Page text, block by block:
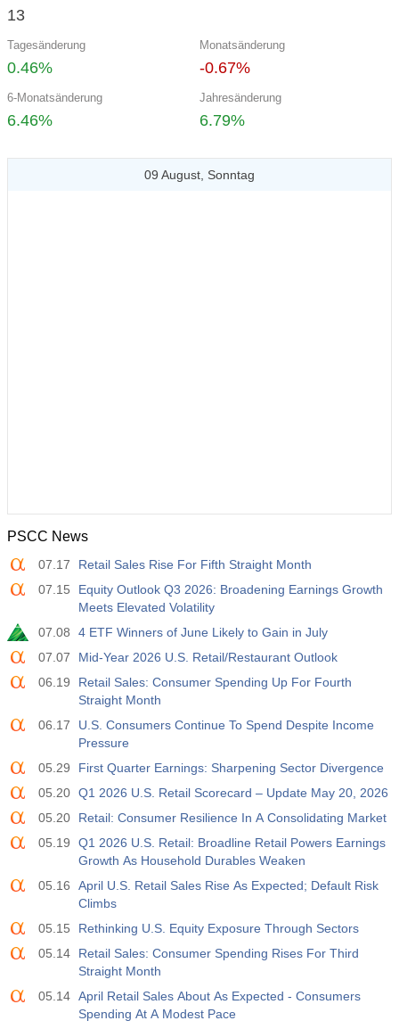
13
Tagesänderung
0.46%
Monatsänderung
-0.67%
6-Monatsänderung
6.46%
Jahresänderung
6.79%
09 August, Sonntag
PSCC News
07.17
Retail Sales Rise For Fifth Straight Month
07.15
Equity Outlook Q3 2026: Broadening Earnings Growth
Meets Elevated Volatility
07.08
4 ETF Winners of June Likely to Gain in July
07.07
Mid-Year 2026 U.S. Retail/Restaurant Outlook
06.19
Retail Sales: Consumer Spending Up For Fourth
Straight Month
06.17
U.S. Consumers Continue To Spend Despite Income
Pressure
05.29
First Quarter Earnings: Sharpening Sector Divergence
05.20 Q1 2026 U.S. Retail Scorecard – Update May 20, 2026
05.20
Retail: Consumer Resilience In A Consolidating Market
05.19
Q1 2026 U.S. Retail: Broadline Retail Powers Earnings
Growth As Household Durables Weaken
05.16
April U.S. Retail Sales Rise As Expected; Default Risk
Climbs
05.15
Rethinking U.S. Equity Exposure Through Sectors
05.14
Retail Sales: Consumer Spending Rises For Third
Straight Month
05.14 April Retail Sales About As Expected - Consumers
Spending At A Modest Pace